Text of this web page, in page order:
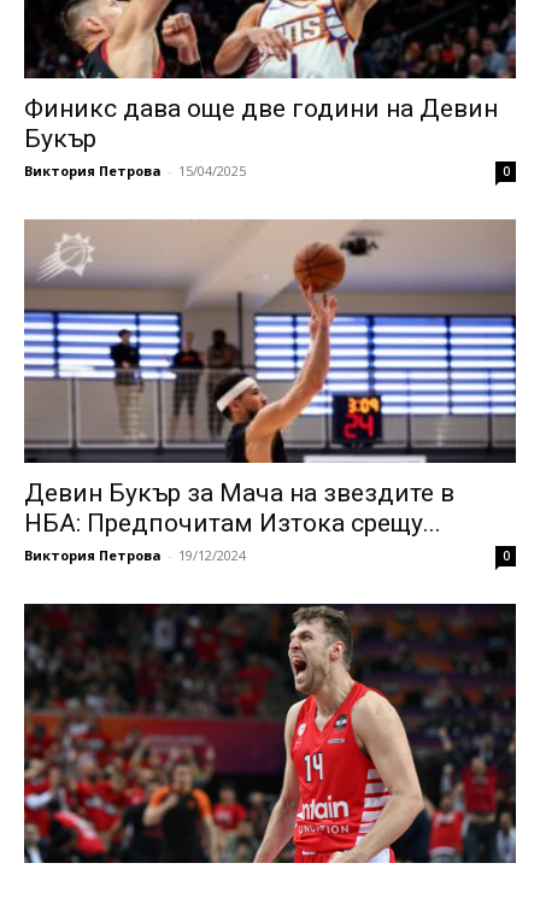
Финикс дава още две години на Девин
Букър
Виктория Петрова - 15/04/2025 0
Девин Букър за Мача на звездите в
НБА: Предпочитам Изтока срещу...
Виктория Петрова - 19/12/2024 0